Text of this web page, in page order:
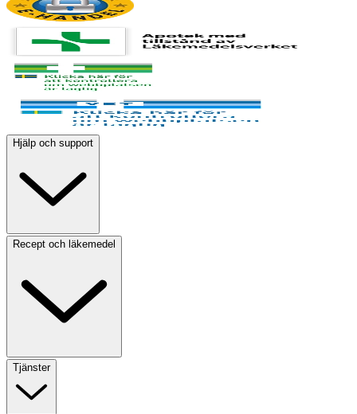
Hjälp och support
Recept och läkemedel
Tjänster